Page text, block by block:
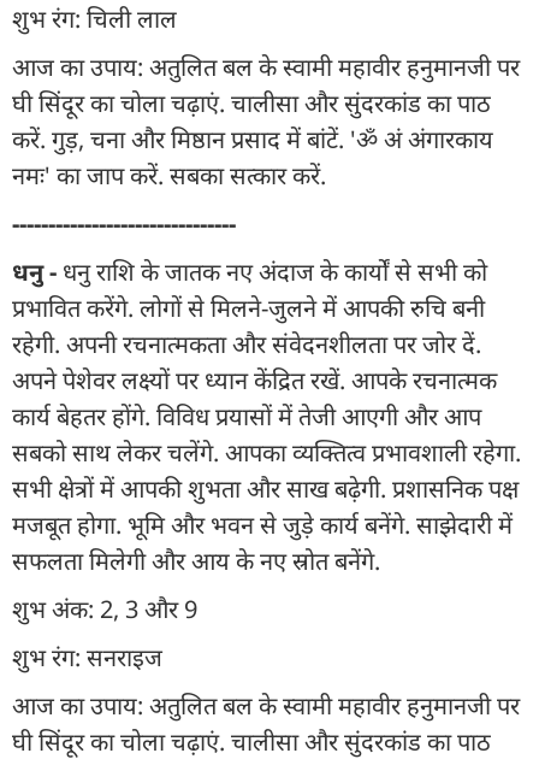
शुभ रंग: चिली लाल
आज का उपाय: अतुलित बल के स्वामी महावीर हनुमानजी पर
घी सिंदूर का चोला चढ़ाएं. चालीसा और सुंदरकांड का पाठ
करें. गुड़, चना और मिष्ठान प्रसाद में बांटें. 'ॐ अं अंगारकाय
नमः' का जाप करें. सबका सत्कार करें.
-------------------------------
धनु - धनु राशि के जातक नए अंदाज के कार्यों से सभी को
प्रभावित करेंगे. लोगों से मिलने-जुलने में आपकी रुचि बनी
रहेगी. अपनी रचनात्मकता और संवेदनशीलता पर जोर दें.
अपने पेशेवर लक्ष्यों पर ध्यान केंद्रित रखें. आपके रचनात्मक
कार्य बेहतर होंगे. विविध प्रयासों में तेजी आएगी और आप
सबको साथ लेकर चलेंगे. आपका व्यक्तित्व प्रभावशाली रहेगा.
सभी क्षेत्रों में आपकी शुभता और साख बढ़ेगी. प्रशासनिक पक्ष
मजबूत होगा. भूमि और भवन से जुड़े कार्य बनेंगे. साझेदारी में
सफलता मिलेगी और आय के नए स्रोत बनेंगे.
शुभ अंक: 2, 3 और 9
शुभ रंग: सनराइज
आज का उपाय: अतुलित बल के स्वामी महावीर हनुमानजी पर
घी सिंदूर का चोला चढ़ाएं. चालीसा और सुंदरकांड का पाठ